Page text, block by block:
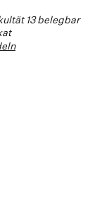
13 belegbar